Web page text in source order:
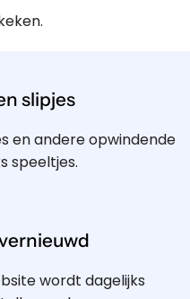
slipjes
en andere opwindende
speeltjes.
wordt dagelijks